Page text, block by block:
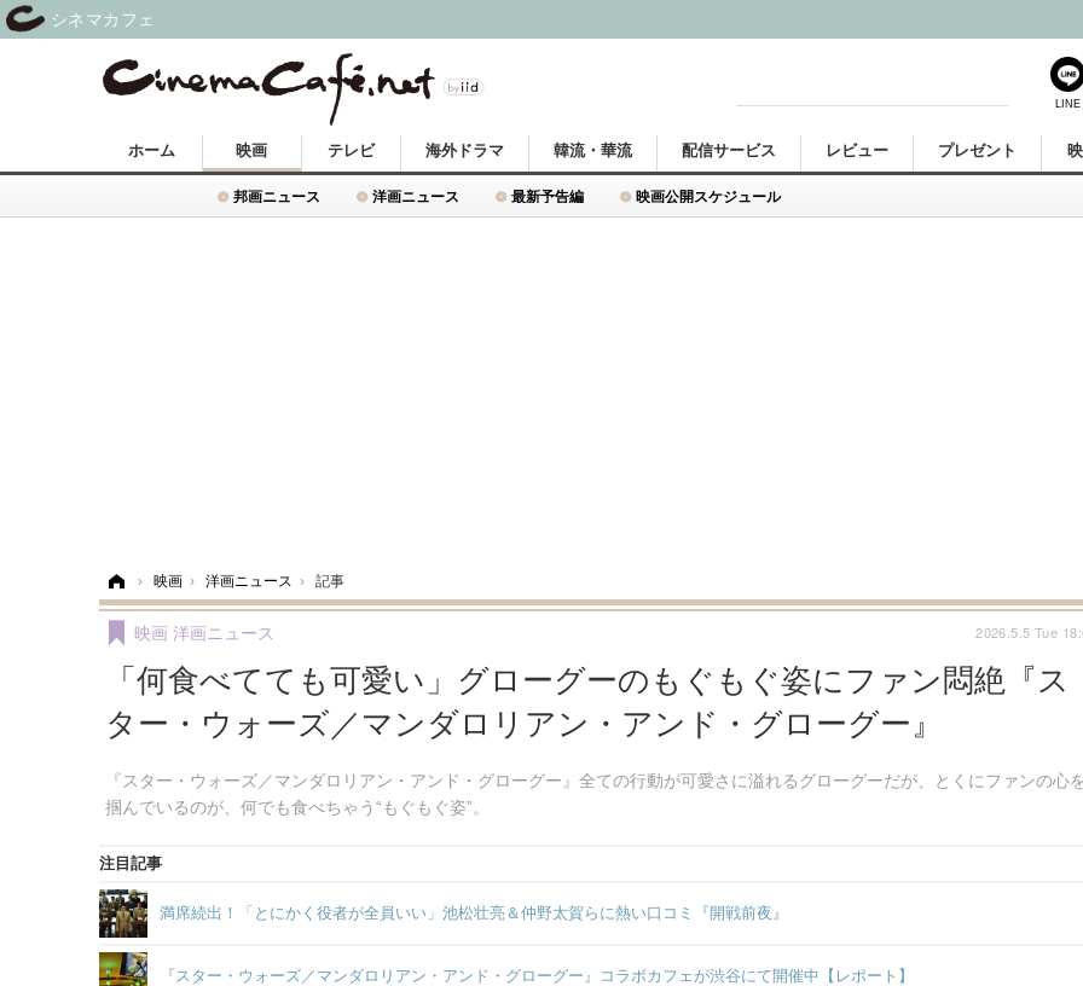
ホーム 映画
邦画ニュース 洋画ニュース 最新予告編 映画公開スケジュール
テレビ 海外ドラマ 韓流・華流 配信サービス レビュー プレゼント
› 映画 › 洋画ニュース › 記事
「何食べてても可愛い」グローグーのもぐもぐ姿にファン悶絶『ス
ター・ウォーズ／マンダロリアン・アンド・グローグー』
『スター・ウォーズ／マンダロリアン・アンド・グローグー』全ての行動が可愛さに溢れるグローグーだが、とくにファンの心
掴んでいるのが、何でも食べちゃう“もぐもぐ姿”。
映画 洋画ニュース 2026.5.5 Tue
注目記事
満席続出！「とにかく役者が全員いい」池松壮亮＆仲野太賀らに熱い口コミ『開戦前夜』
『スター・ウォーズ／マンダロリアン・アンド・グローグー』コラボカフェが渋谷にて開催中【レポート】
LINE
シネマカフェ